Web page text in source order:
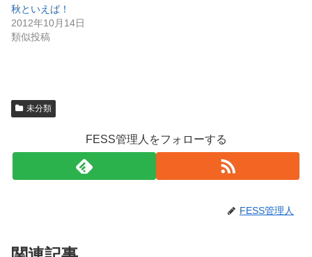
秋といえば！
2012年10月14日
類似投稿
未分類
FESS管理人をフォローする
FESS管理人